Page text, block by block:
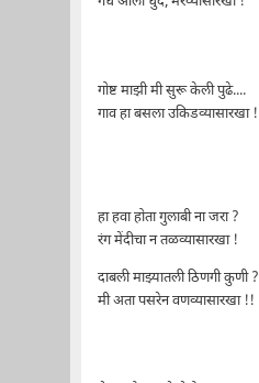
गोष्ट माझी मी सुरू केली पुढे....
गाव हा बसला उकिडव्यासारखा !
हा हवा होता गुलाबी ना जरा ?
रंग मेंदीचा न तळव्यासारखा !
दाबली माझ्यातली ठिणगी कुणी ?
मी अता पसरेन वणव्यासारखा !!